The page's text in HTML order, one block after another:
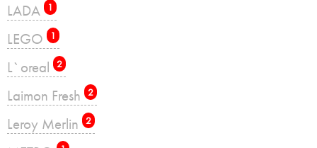
LADA 1
LEGO 1
L`oreal 2
Laimon Fresh 2
Leroy Merlin 2